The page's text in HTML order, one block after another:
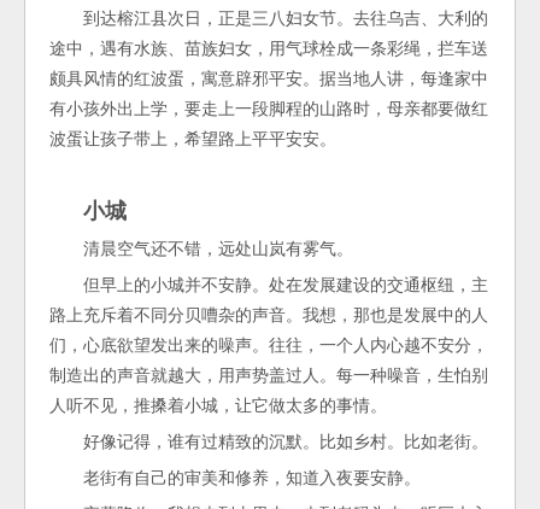
到达榕江县次日，正是三八妇女节。去往乌吉、大利的
途中，遇有水族、苗族妇女，用气球栓成一条彩绳，拦车送
颇具风情的红波蛋，寓意辟邪平安。据当地人讲，每逢家中
有小孩外出上学，要走上一段脚程的山路时，母亲都要做红
波蛋让孩子带上，希望路上平平安安。
小城
清晨空气还不错，远处山岚有雾气。
但早上的小城并不安静。处在发展建设的交通枢纽，主
路上充斥着不同分贝嘈杂的声音。我想，那也是发展中的人
们，心底欲望发出来的噪声。往往，一个人内心越不安分，
制造出的声音就越大，用声势盖过人。每一种噪音，生怕别
人听不见，推搡着小城，让它做太多的事情。
好像记得，谁有过精致的沉默。比如乡村。比如老街。
老街有自己的审美和修养，知道入夜要安静。